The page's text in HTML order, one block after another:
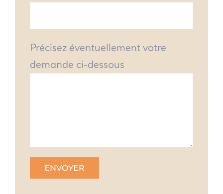
Précisez éventuellement votre
demande ci-dessous